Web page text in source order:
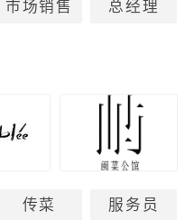
市场销售 总经理
传菜 服务员